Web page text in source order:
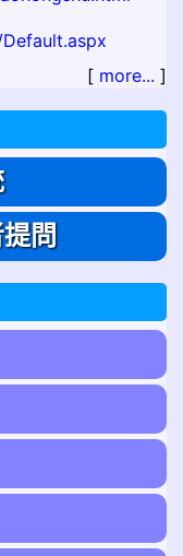
[ more... ]
問